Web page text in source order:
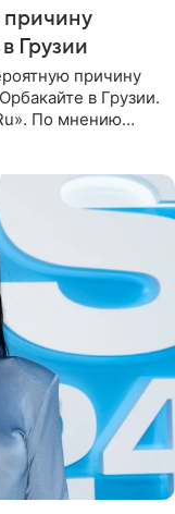
причину
Грузии
причину
в Грузии.
По мнению